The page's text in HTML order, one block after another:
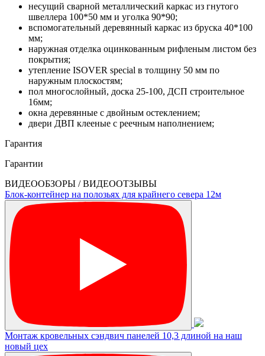
несущий сварной металлический каркас из гнутого
швеллера 100*50 мм и уголка 90*90;
вспомогательный деревянный каркас из бруска 40*100
мм;
наружная отделка оцинкованным рифленым листом без
покрытия;
утепление ISOVER special в толщину 50 мм по
наружным плоскостям;
пол многослойный, доска 25-100, ДСП строительное
16мм;
окна деревянные с двойным остеклением;
двери ДВП клееные с реечным наполнением;
Гарантия
Гарантии
ВИДЕООБЗОРЫ / ВИДЕООТЗЫВЫ
Блок-контейнер на полозьях для крайнего севера 12м
Монтаж кровельных сэндвич панелей 10,3 длиной на наш
новый цех